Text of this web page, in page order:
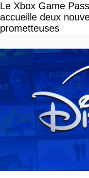
Le Xbox Game
accueille deux
prometteuses